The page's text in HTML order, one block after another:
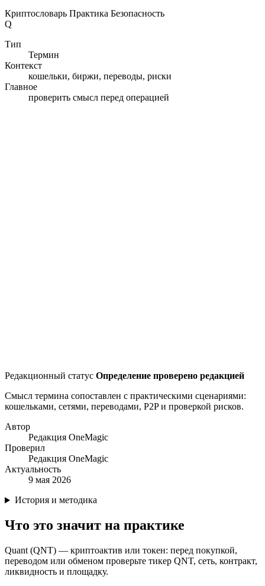
Криптословарь Практика Безопасность
Q
Тип
Термин
Контекст
кошельки, биржи, переводы, риски
Главное
проверить смысл перед операцией
Редакционный статус Определение проверено редакцией
Смысл термина сопоставлен с практическими сценариями:
кошельками, сетями, переводами, P2P и проверкой рисков.
Автор
Редакция OneMagic
Проверил
Редакция OneMagic
Актуальность
9 мая 2026
История и методика
Что это значит на практике
Quant (QNT) — криптоактив или токен: перед покупкой,
переводом или обменом проверьте тикер QNT, сеть, контракт,
ликвидность и площадку.